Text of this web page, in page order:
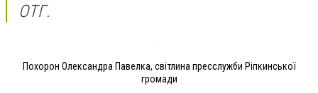
ОТГ.
Похорон Олександра Павелка, світлина пресслужби Ріпкинської
громади